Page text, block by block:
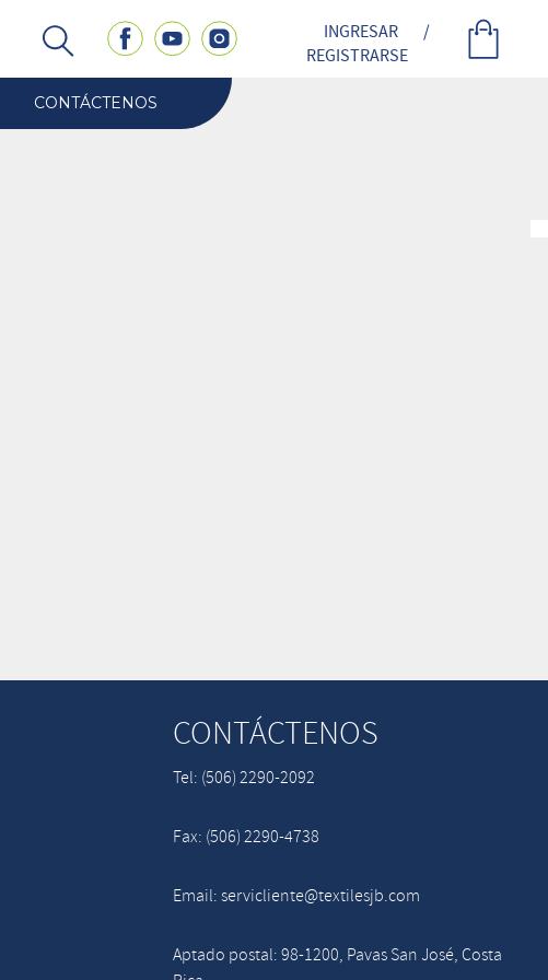
INGRESAR
/
REGISTRARSE
CONTÁCTENOS
CONTÁCTENOS
Tel: (506) 2290-2092
Fax: (506) 2290-4738
Email: servicliente@textilesjb.com
Aptado postal: 98-1200, Pavas San José, Costa